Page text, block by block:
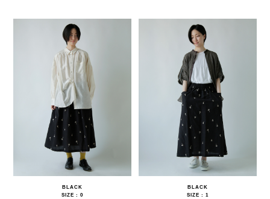
BLACK
SIZE : 0
BLACK
SIZE : 1